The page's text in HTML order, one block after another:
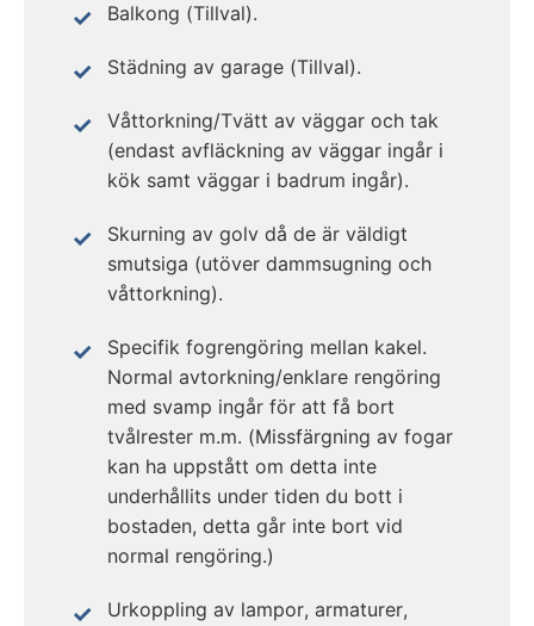
Balkong (Tillval).
Städning av garage (Tillval).
Våttorkning/Tvätt av väggar och tak
(endast avfläckning av väggar ingår i
kök samt väggar i badrum ingår).
Skurning av golv då de är väldigt
smutsiga (utöver dammsugning och
våttorkning).
Specifik fogrengöring mellan kakel.
Normal avtorkning/enklare rengöring
med svamp ingår för att få bort
tvålrester m.m. (Missfärgning av fogar
kan ha uppstått om detta inte
underhållits under tiden du bott i
bostaden, detta går inte bort vid
normal rengöring.)
Urkoppling av lampor, armaturer,